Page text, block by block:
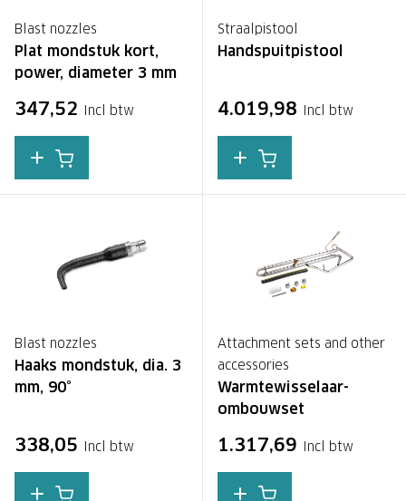
Blast nozzles
Plat mondstuk kort,
power, diameter 3 mm
347,52 Incl btw
Straalpistool
Handspuitpistool
4.019,98 Incl btw
Blast nozzles
Haaks mondstuk, dia. 3
mm, 90°
338,05 Incl btw
Attachment sets and other
accessories
Warmtewisselaar-
ombouwset
1.317,69 Incl btw